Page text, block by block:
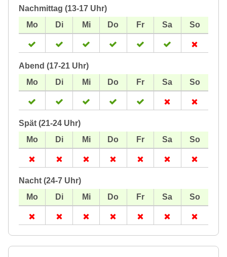
Nachmittag (13-17 Uhr)
Abend (17-21 Uhr)
Spät (21-24 Uhr)
Nacht (24-7 Uhr)